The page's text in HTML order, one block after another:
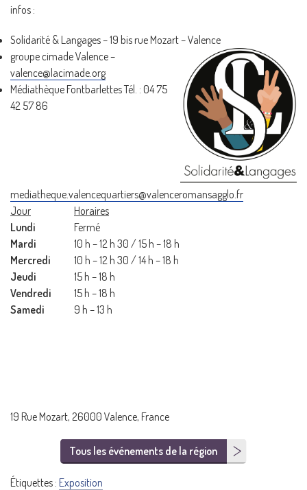
infos :
Solidarité & Langages – 19 bis rue Mozart – Valence
groupe cimade Valence –
valence@lacimade.org
Médiathèque Fontbarlettes Tél. : 04 75
42 57 86
mediatheque.valencequartiers@valenceromansagglo.fr
Jour
Horaires
Lundi
Fermé
Mardi
10 h – 12 h 30 / 15 h – 18 h
Mercredi
10 h – 12 h 30 / 14 h – 18 h
Jeudi
15 h – 18 h
Vendredi
15 h – 18 h
Samedi
9 h – 13 h
19 Rue Mozart, 26000 Valence, France
Tous les événements de la région
Étiquettes : Exposition